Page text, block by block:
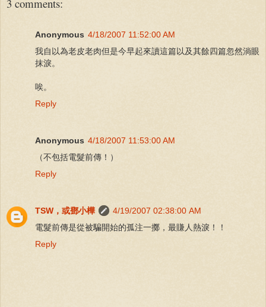
3 comments:
Anonymous 4/18/2007 11:52:00 AM
我自以為老皮老肉但是今早起來讀這篇以及其餘四篇忽然淌眼
抹淚。
唉。
Reply
Anonymous 4/18/2007 11:53:00 AM
（不包括電髮前傳！）
Reply
TSW，或鄧小樺
4/19/2007 02:38:00 AM
電髮前傳是從被騙開始的孤注一擲，最賺人熱淚！！
Reply